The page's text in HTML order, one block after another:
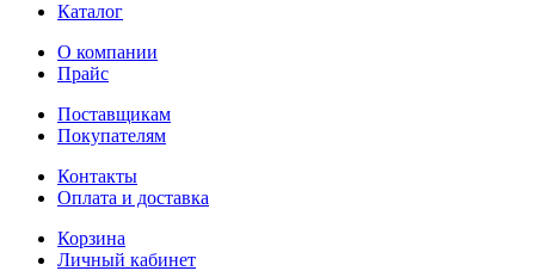
Каталог
О компании
Прайс
Поставщикам
Покупателям
Контакты
Оплата и доставка
Корзина
Личный кабинет